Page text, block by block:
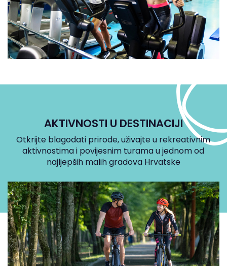
AKTIVNOSTI U DESTINACIJI
Otkrijte blagodati prirode, uživajte u rekreativnim
aktivnostima i povijesnim turama u jednom od
najljepših malih gradova Hrvatske